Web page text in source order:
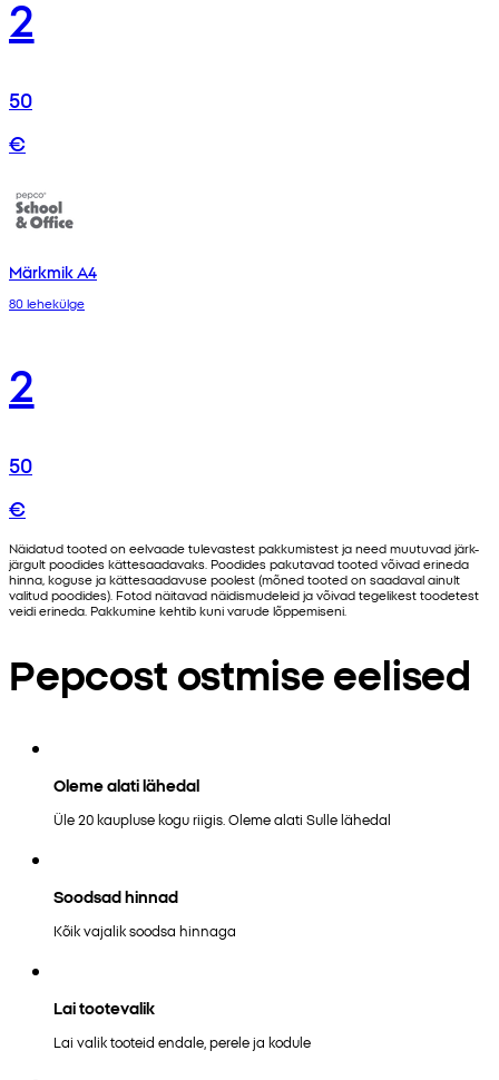
2
50
€
Märkmik A4
80 lehekülge
2
50
€
Näidatud tooted on eelvaade tulevastest pakkumistest ja need muutuvad järk-
järgult poodides kättesaadavaks. Poodides pakutavad tooted võivad erineda
hinna, koguse ja kättesaadavuse poolest (mõned tooted on saadaval ainult
valitud poodides). Fotod näitavad näidismudeleid ja võivad tegelikest toodetest
veidi erineda. Pakkumine kehtib kuni varude lõppemiseni.
Pepcost ostmise eelised
Oleme alati lähedal
Üle 20 kaupluse kogu riigis. Oleme alati Sulle lähedal
Soodsad hinnad
Kõik vajalik soodsa hinnaga
Lai tootevalik
Lai valik tooteid endale, perele ja kodule